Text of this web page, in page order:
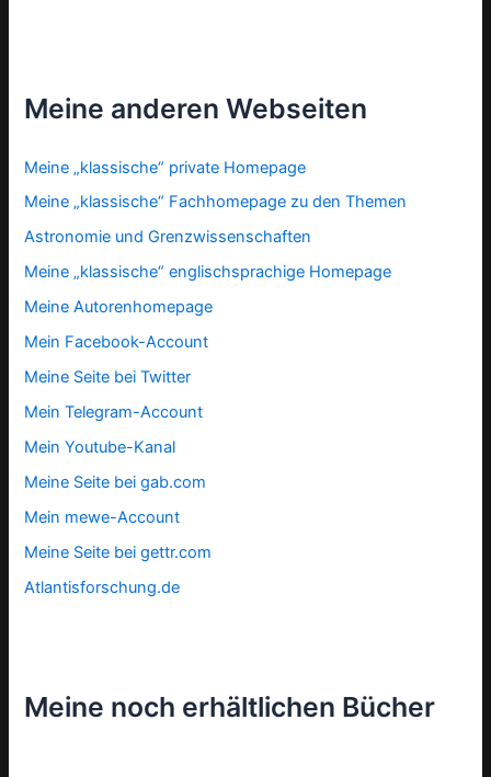
Meine anderen Webseiten
Meine „klassische“ private Homepage
Meine „klassische“ Fachhomepage zu den Themen
Astronomie und Grenzwissenschaften
Meine „klassische“ englischsprachige Homepage
Meine Autorenhomepage
Mein Facebook-Account
Meine Seite bei Twitter
Mein Telegram-Account
Mein Youtube-Kanal
Meine Seite bei gab.com
Mein mewe-Account
Meine Seite bei gettr.com
Atlantisforschung.de
Meine noch erhältlichen Bücher